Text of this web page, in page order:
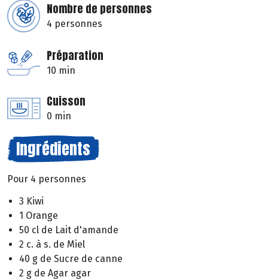
Nombre de personnes
4 personnes
Préparation
10 min
Cuisson
0 min
Ingrédients
Pour 4 personnes
3 Kiwi
1 Orange
50 cl de Lait d'amande
2 c. à s. de Miel
40 g de Sucre de canne
2 g de Agar agar